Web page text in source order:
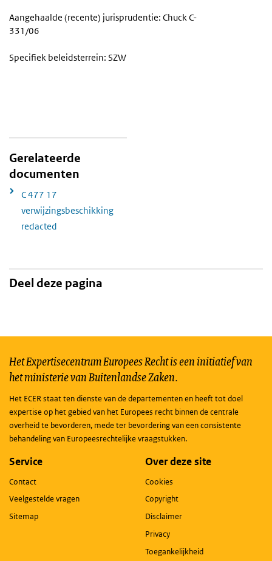
Aangehaalde (recente) jurisprudentie: Chuck C-
331/06
Specifiek beleidsterrein: SZW
Gerelateerde
documenten
C 477 17
verwijzingsbeschikking
redacted
Deel deze pagina
Het Expertisecentrum Europees Recht is een initiatief van
het ministerie van Buitenlandse Zaken.
Het ECER staat ten dienste van de departementen en heeft tot doel
expertise op het gebied van het Europees recht binnen de centrale
overheid te bevorderen, mede ter bevordering van een consistente
behandeling van Europeesrechtelijke vraagstukken.
Service
Contact
Veelgestelde vragen
Sitemap
Over deze site
Cookies
Copyright
Disclaimer
Privacy
Toegankelijkheid